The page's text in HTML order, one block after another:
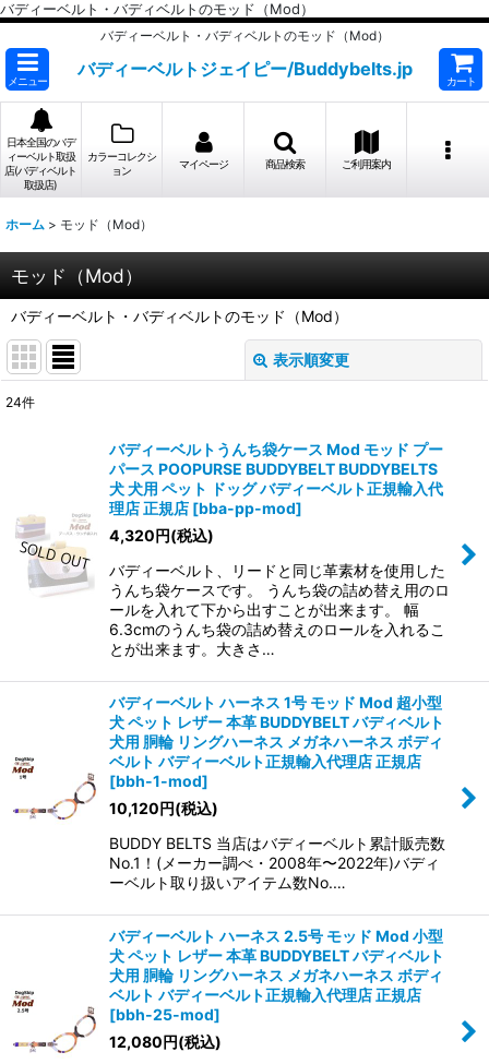
バディーベルト・バディベルトのモッド（Mod）
バディーベルト・バディベルトのモッド（Mod）
メニュー
バディーベルトジェイピー/Buddybelts.jp
カート
日本全国のバデ
ィーベルト取扱
店(バディベルト
取扱店)
カラーコレクシ
ョン
マイページ 商品検索 ご利用案内
ホーム > モッド（Mod）
モッド（Mod）
バディーベルト・バディベルトのモッド（Mod）
表示順変更
24件
バディーベルトうんち袋ケース Mod モッド プー
パース POOPURSE BUDDYBELT BUDDYBELTS
犬 犬用 ペット ドッグ バディーベルト正規輸入代
理店 正規店 [bba-pp-mod]
4,320円(税込)
バディーベルト、リードと同じ革素材を使用した
うんち袋ケースです。 うんち袋の詰め替え用のロ
ールを入れて下から出すことが出来ます。 幅
6.3cmのうんち袋の詰め替えのロールを入れるこ
とが出来ます。大きさ…
バディーベルト ハーネス 1号 モッド Mod 超小型
犬 ペット レザー 本革 BUDDYBELT バディベルト
犬用 胴輪 リングハーネス メガネハーネス ボディ
ベルト バディーベルト正規輸入代理店 正規店
[bbh-1-mod]
10,120円(税込)
BUDDY BELTS 当店はバディーベルト累計販売数
No.1！(メーカー調べ・2008年〜2022年)バディ
ーベルト取り扱いアイテム数No.…
バディーベルト ハーネス 2.5号 モッド Mod 小型
犬 ペット レザー 本革 BUDDYBELT バディベルト
犬用 胴輪 リングハーネス メガネハーネス ボディ
ベルト バディーベルト正規輸入代理店 正規店
[bbh-25-mod]
12,080円(税込)